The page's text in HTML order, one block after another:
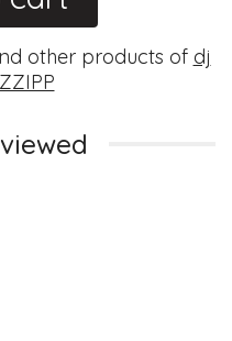
other products of dj
ZZIPP